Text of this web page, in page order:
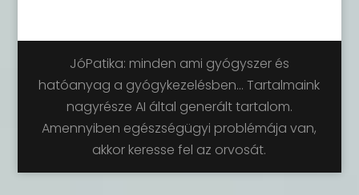
JóPatika: minden ami gyógyszer és
hatóanyag a gyógykezelésben... Tartalmaink
nagyrésze AI által generált tartalom.
Amennyiben egészségügyi problémája van,
akkor keresse fel az orvosát.